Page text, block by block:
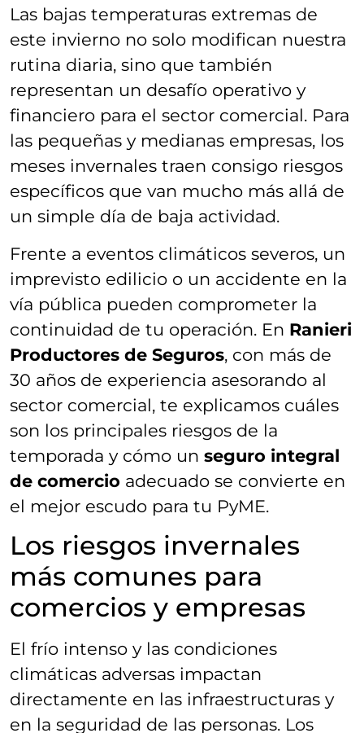
Las bajas temperaturas extremas de
este invierno no solo modifican nuestra
rutina diaria, sino que también
representan un desafío operativo y
financiero para el sector comercial. Para
las pequeñas y medianas empresas, los
meses invernales traen consigo riesgos
específicos que van mucho más allá de
un simple día de baja actividad.
Frente a eventos climáticos severos, un
imprevisto edilicio o un accidente en la
vía pública pueden comprometer la
continuidad de tu operación. En Ranieri
Productores de Seguros, con más de
30 años de experiencia asesorando al
sector comercial, te explicamos cuáles
son los principales riesgos de la
temporada y cómo un seguro integral
de comercio adecuado se convierte en
el mejor escudo para tu PyME.
Los riesgos invernales
más comunes para
comercios y empresas
El frío intenso y las condiciones
climáticas adversas impactan
directamente en las infraestructuras y
en la seguridad de las personas. Los